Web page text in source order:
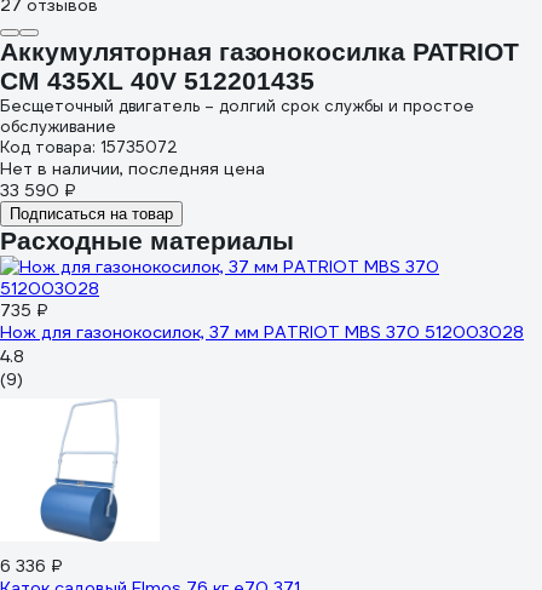
27 отзывов
Аккумуляторная газонокосилка PATRIOT
CM 435XL 40V 512201435
Бесщеточный двигатель – долгий срок службы и простое
обслуживание
Код товара: 15735072
Нет в наличии, последняя цена
33 590 ₽
Подписаться на товар
Расходные материалы
735 ₽
Нож для газонокосилок, 37 мм PATRIOT MBS 370 512003028
4.8
(9)
6 336 ₽